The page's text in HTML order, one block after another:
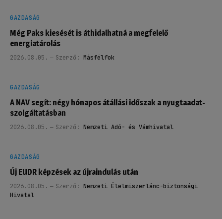
GAZDASÁG
Még Paks kiesését is áthidalhatná a megfelelő
energiatárolás
2026.08.05. Szerző: Másfélfok
GAZDASÁG
A NAV segít: négy hónapos átállási időszak a nyugtaadat-
szolgáltatásban
2026.08.05. Szerző: Nemzeti Adó- és Vámhivatal
GAZDASÁG
Új EUDR képzések az újraindulás után
2026.08.05. Szerző: Nemzeti Élelmiszerlánc-biztonsági
Hivatal